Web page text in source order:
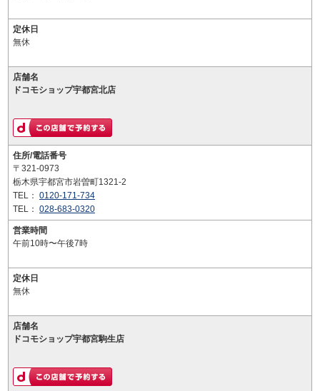
定休日
無休
店舗名
ドコモショップ宇都宮北店
住所/電話番号
〒321-0973
栃木県宇都宮市岩曽町1321-2
TEL： 0120-171-734
TEL： 028-683-0320
営業時間
午前10時〜午後7時
定休日
無休
店舗名
ドコモショップ宇都宮駒生店